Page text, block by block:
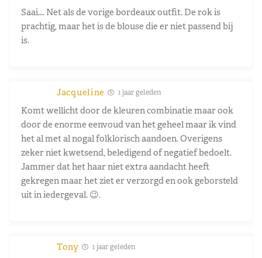
Saai…. Net als de vorige bordeaux outfit. De rok is
prachtig, maar het is de blouse die er niet passend bij
is.
Jacqueline 1 jaar geleden
Komt wellicht door de kleuren combinatie maar ook
door de enorme eenvoud van het geheel maar ik vind
het al met al nogal folklorisch aandoen. Overigens
zeker niet kwetsend, beledigend of negatief bedoelt.
Jammer dat het haar niet extra aandacht heeft
gekregen maar het ziet er verzorgd en ook geborsteld
uit in iedergeval. 😉.
Tony 1 jaar geleden